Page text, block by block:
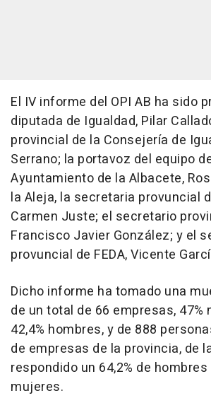
El IV informe del OPI AB ha sido
diputada de Igualdad, Pilar
provincial de la Consejería de
Serrano; la portavoz del equipo
Ayuntamiento de la Albacete,
la Aleja, la secretaria provuncial
Carmen Juste; el secretario
Francisco Javier González; y el
provuncial de FEDA, Vicente
Dicho informe ha tomado una
de un total de 66 empresas, 47%
42,4% hombres, y de 888
de empresas de la provincia, de
respondido un 64,2% de hombres
mujeres.